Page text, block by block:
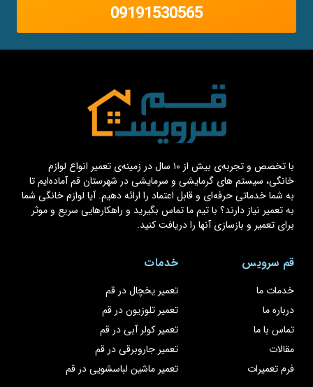
09191530565
با تخصص و تجربه‌ی بیش از ۱۰ سال در زمینه‌ی تعمیر انواع لوازم
خانگی، سیستم های گرمایشی و سرمایشی در شهرستان قم آماده‌ایم تا
به شما خدماتی حرفه‌ای و قابل اعتماد را ارائه دهیم. آیا لوازم خانگی شما
به تعمیر نیاز دارند؟ با تیم ما تماس بگیرید و راهکارهایی سریع و موثر
برای تعمیر و بازسازی آنها را دریافت کنید.
قم سرویس
خدمات ما
درباره ما
تماس با ما
مقالات
فرم تعمیرات
خدمات
تعمیر یخچال در قم
تعمیر تلوزیون در قم
تعمیر کولر آبی در قم
تعمیر جاروبرقی در قم
تعمیر ماشین لباسشویی در قم